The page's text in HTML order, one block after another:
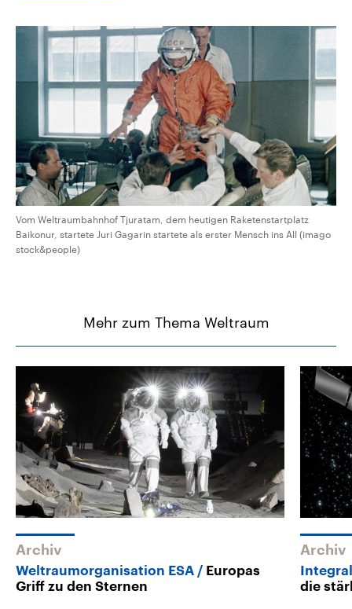
Vom Weltraumbahnhof Tjuratam, dem heutigen Raketenstartplatz
Baikonur, startete Juri Gagarin startete als erster Mensch ins All (imago
stock&people)
Mehr zum Thema Weltraum
Archiv
Weltraumorganisation ESA
Europas
Griff zu den Sternen
Archiv
die